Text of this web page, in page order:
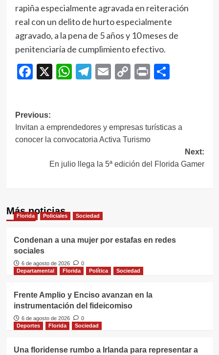
rapiña especialmente agravada en reiteración
real con un delito de hurto especialmente
agravado, a la pena de 5 años y 10 meses de
penitenciaría de cumplimiento efectivo.
Facebook
X WhatsApp
Telegram
EmailCopy
Print
Navegación
de
Previous:
Invitan a emprendedores y empresas turísticas a
conocer la convocatoria Activa Turismo
Next:
En julio llega la 5ª edición del Florida Gamer
Más noticias
Florida Policiales Sociedad
Condenan a una mujer por estafas en redes
sociales
6 de agosto de 2026
0
Departamental
Florida Política Sociedad
Frente Amplio y Enciso avanzan en la
instrumentación del fideicomiso
6 de agosto de 2026
0
Deportes
Florida Sociedad
Una floridense rumbo a Irlanda para representar a